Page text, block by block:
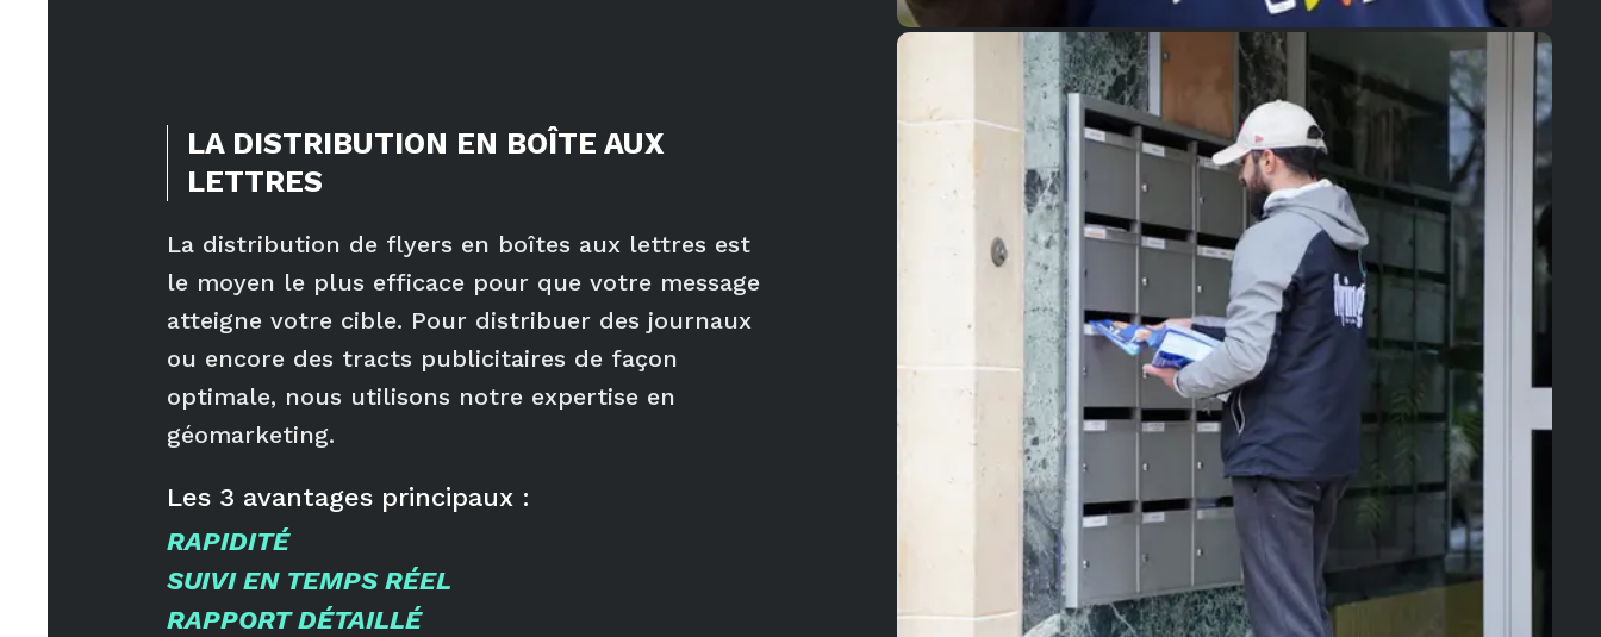
LA DISTRIBUTION EN BOÎTE AUX
LETTRES
La distribution de flyers en boîtes aux lettres est
le moyen le plus efficace pour que votre message
atteigne votre cible. Pour distribuer des journaux
ou encore des tracts publicitaires de façon
optimale, nous utilisons notre expertise en
géomarketing.
Les 3 avantages principaux :
RAPIDITÉ
SUIVI EN TEMPS RÉEL
RAPPORT DÉTAILLÉ